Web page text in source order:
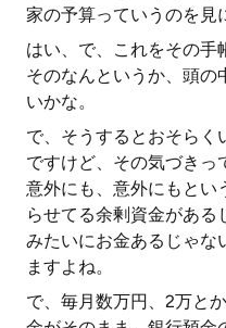
家の予算っていうのを見
はい、で、これをその手
そのなんというか、頭の
いかな。
で、そうするとおそらく
ですけど、その気づきっ
意外にも、意外にもとい
らせてる余剰資金がある
みたいにお金あるじゃな
ますよね。
で、毎月数万円、2万と